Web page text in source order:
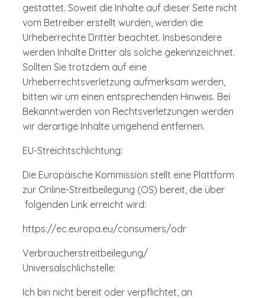
gestattet. Soweit die Inhalte auf dieser Seite nicht
vom Betreiber erstellt wurden, werden die
Urheberrechte Dritter beachtet. Insbesondere
werden Inhalte Dritter als solche gekennzeichnet.
Sollten Sie trotzdem auf eine
Urheberrechtsverletzung aufmerksam werden,
bitten wir um einen entsprechenden Hinweis. Bei
Bekanntwerden von Rechtsverletzungen werden
wir derartige Inhalte umgehend entfernen.
EU-Streichtschlichtung:
Die Europäische Kommission stellt eine Plattform
zur Online-Streitbeilegung (OS) bereit, die über
folgenden Link erreicht wird:
https://ec.europa.eu/consumers/odr
Verbraucherstreitbeilegung/
Universalschlichstelle:
Ich bin nicht bereit oder verpflichtet, an